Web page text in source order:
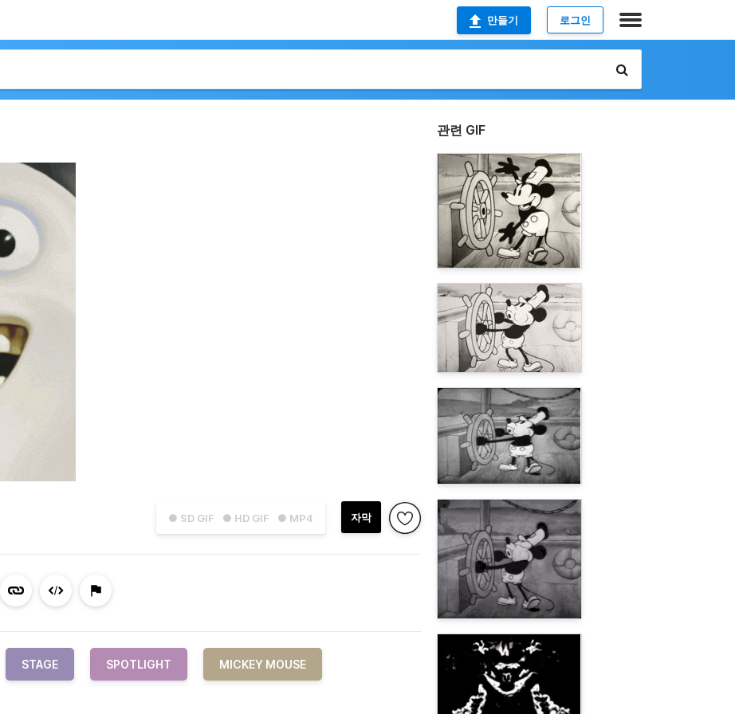
만들기 로그인
● SD GIF ● HD GIF ● MP4 자막
STAGE SPOTLIGHT MICKEY MOUSE
관련 GIF